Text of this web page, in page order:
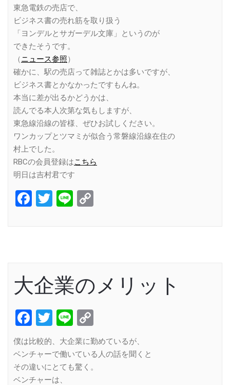
東急電鉄の売店で、
ビジネス書の売れ筋を取り扱う
「ヨンデルとサガーデル文庫」というのが
できたそうです。
（ニュース参照）
確かに、駅の売店って雑誌とかは多いですが、
ビジネス書とかなかったですもんね。
本当に差が出るかどうかは、
読んでる本人次第な気もしますが、
東急線沿線の皆様、ぜひお試しください。
ワンカップとツマミが似合う常磐線沿線在住の
村上でした。
RBCの会員登録はこちら
明日は吉村君です
Facebook
Twitter
Line
大企業のメリット
Facebook
Twitter
Line
Link
僕は比較的、大企業に勤めているが、
ベンチャーで働いている人の話を聞くと
その違いにとても驚く。
ベンチャーは、